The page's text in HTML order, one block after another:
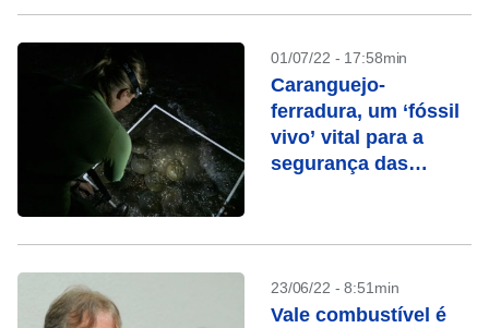
01/07/22 - 17:58min
Caranguejo-
ferradura, um ‘fóssil
vivo’ vital para a
segurança das
23/06/22 - 8:51min
Vale combustível é